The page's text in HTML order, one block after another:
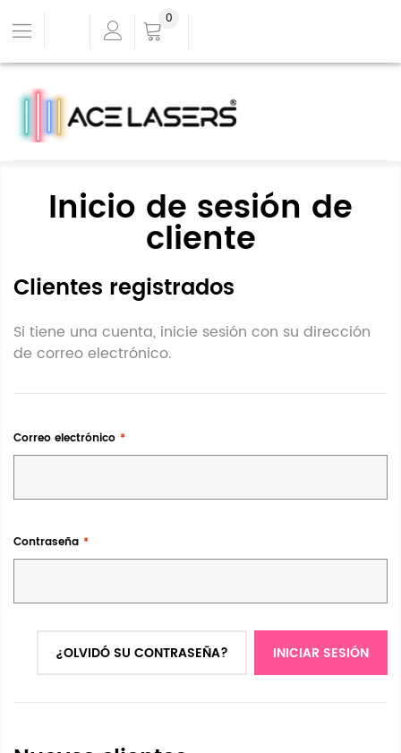
0
Inicio de sesión de
cliente
Clientes registrados
Si tiene una cuenta, inicie sesión con su dirección
de correo electrónico.
Correo electrónico
Contraseña
INICIAR SESIÓN
¿OLVIDÓ SU CONTRASEÑA?